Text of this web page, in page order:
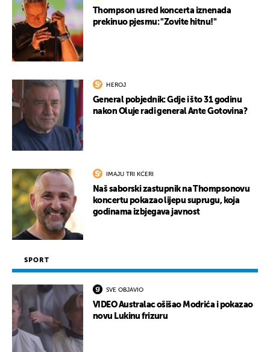
Thompson usred koncerta iznenada
prekinuo pjesmu: "Zovite hitnu!"
HEROJ
General pobjednik: Gdje i što 31 godinu
nakon Oluje radi general Ante Gotovina?
IMAJU TRI KĆERI
Naš saborski zastupnik na Thompsonovu
koncertu pokazao lijepu suprugu, koja
godinama izbjegava javnost
SPORT
SVE OBJAVIO
VIDEO Australac ošišao Modrića i pokazao
novu Lukinu frizuru